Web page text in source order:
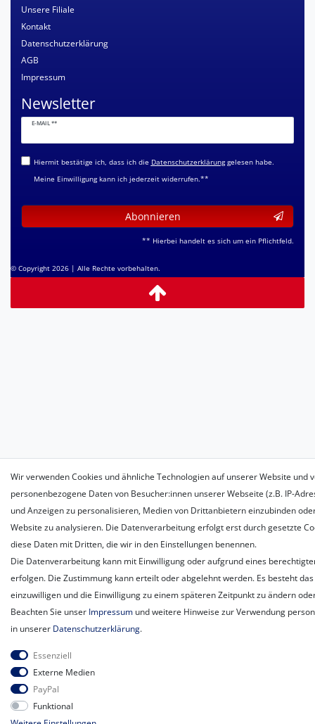
Unsere Filiale
Kontakt
Datenschutzerklärung
AGB
Impressum
Newsletter
E-MAIL **
Newsletter
Honig
Hiermit bestätige ich, dass ich die Daten­schutz­erklärunggelesen habe.
Meine Einwilligung kann ich jederzeit widerrufen.**
Abonnieren
** Hierbei handelt es sich um ein Pflichtfeld.
© Copyright 2026 | Alle Rechte vorbehalten.
Wir verwenden Cookies und ähnliche Technologien auf unserer Website und
personenbezogene Daten von Besucher:innen unserer Webseite (z.B. IP-
und Anzeigen zu personalisieren, Medien von Drittanbietern einzubinden
Website zu analysieren. Die Datenverarbeitung erfolgt erst durch gesetzte
diese Daten mit Dritten, die wir in den Einstellungen benennen.
Die Datenverarbeitung kann mit Einwilligung oder aufgrund eines
erfolgen. Die Zustimmung kann erteilt oder abgelehnt werden. Es besteht das
einzuwilligen und die Einwilligung zu einem späteren Zeitpunkt zu ändern
Beachten Sie unser Impressum und weitere Hinweise zur Verwendung
in unserer Daten­schutz­erklärung.
Essenziell
Externe Medien
PayPal
Funktional